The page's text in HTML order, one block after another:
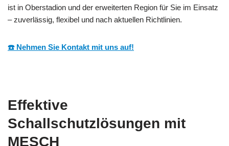
ist in Oberstadion und der erweiterten Region für Sie im Einsatz
– zuverlässig, flexibel und nach aktuellen Richtlinien.
☎️ Nehmen Sie Kontakt mit uns auf!
Effektive
Schallschutzlösungen mit
MESCH